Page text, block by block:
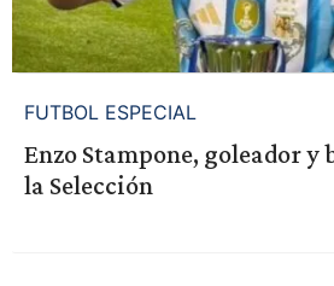
FUTBOL ESPECIAL
Enzo Stampone, goleador y
la Selección